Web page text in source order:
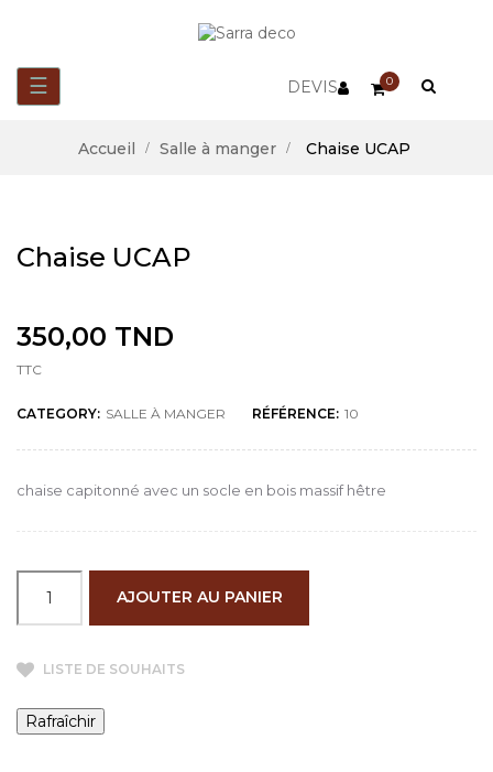
Basculer
navigation
☰ DEVIS 0
Accueil Salle à manger Chaise UCAP
Chaise UCAP
350,00 TND
TTC
CATEGORY: SALLE À MANGER RÉFÉRENCE: 10
chaise capitonné avec un socle en bois massif hêtre
AJOUTER AU PANIER
LISTE DE SOUHAITS